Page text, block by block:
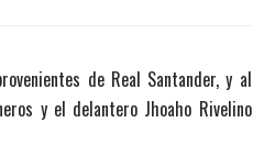
de Real Santander, y al
y el delantero Jhoaho Rivelino